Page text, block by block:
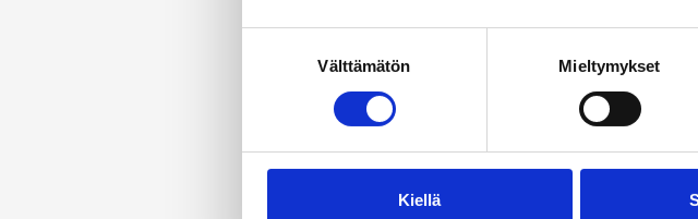
Välttämätön Mieltymykset
Kiellä